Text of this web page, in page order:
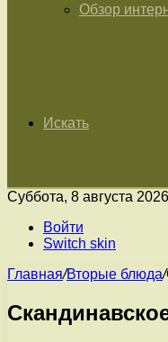
Обзор
Искать
Суббота, 8 августа 2026
Войти
Switch skin
Главная/Вторые блюда/